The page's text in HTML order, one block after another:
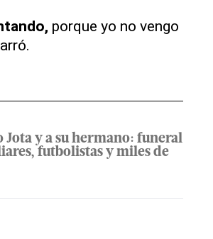
porque yo no vengo
Jota y a su hermano: funeral
futbolistas y miles de